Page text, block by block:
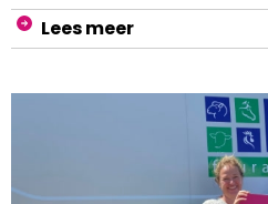
Lees meer